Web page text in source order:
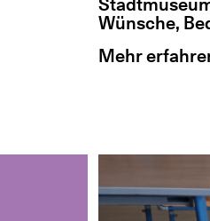
Wünsche,
Mehr